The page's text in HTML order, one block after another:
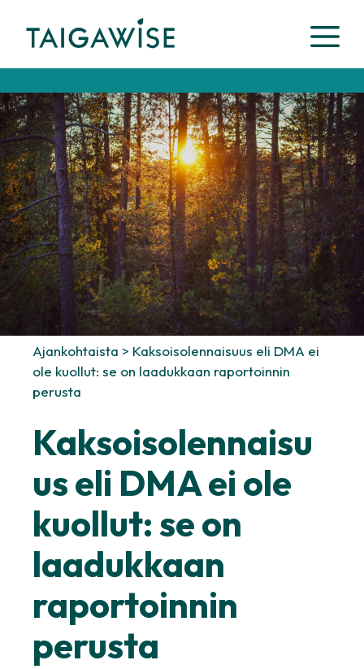
sisältöön
Ajankohtaista > Kaksoisolennaisuus eli DMA ei
ole kuollut: se on laadukkaan raportoinnin
perusta
Kaksoisolennaisu
us eli DMA ei ole
kuollut: se on
laadukkaan
raportoinnin
perusta